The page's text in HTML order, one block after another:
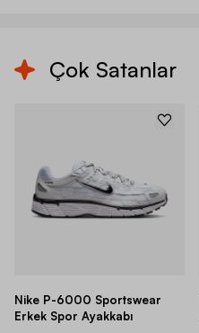
Çok Satanlar
Nike P-6000 Sportswear
Erkek Spor Ayakkabı